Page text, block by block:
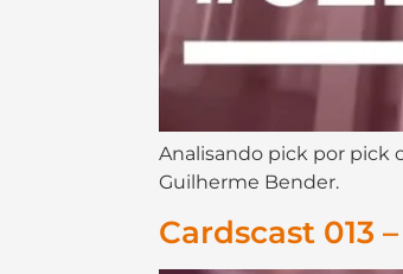
Analisando pick por pick
Guilherme Bender.
Cardscast 013